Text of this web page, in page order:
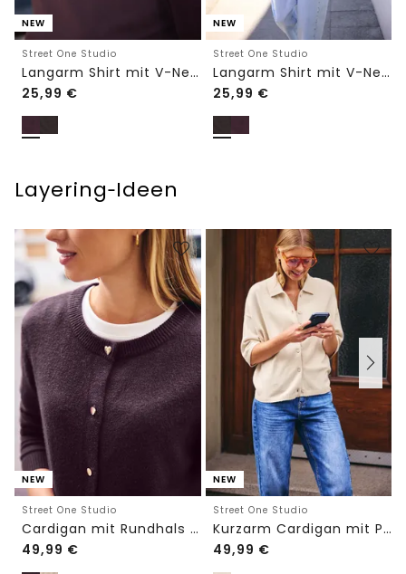
NEW
Street One Studio
Langarm Shirt mit V-Neck und Spitze
25,99 €
NEW
Street One Studio
Langarm Shirt mit V-Neck und Spitze
25,99 €
Layering‑Ideen
NEW
Street One Studio
Cardigan mit Rundhals und Knöpfen
49,99 €
NEW
Street One Studio
Kurzarm Cardigan mit Polokragen
49,99 €